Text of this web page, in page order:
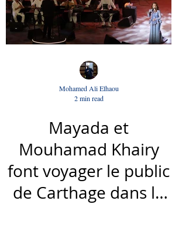
Mayada et
Mouhamad Khairy
font voyager le public
de Carthage dans la
Mohamed Ali Elhaou
2 min read